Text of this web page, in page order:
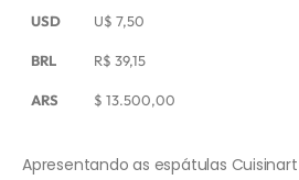
USD U$ 7,50
BRL R$ 39,15
ARS $ 13.500,00
Apresentando as espátulas